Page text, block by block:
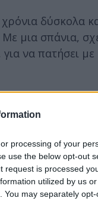
processing of your
use the below opt-out
request is processed
utilized by us
may separately
δύσκολα
μια σπάνια,
να πατήσει
και ολόκληρη
σκέψης
της ψυχής του
μια